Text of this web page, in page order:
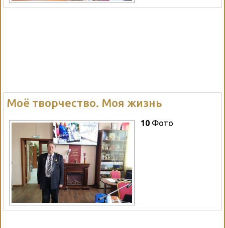
Моё творчество. Моя жизнь
10 Фото